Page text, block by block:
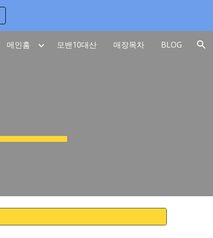
메인홈 모밴10대산 매장목차 BLOG